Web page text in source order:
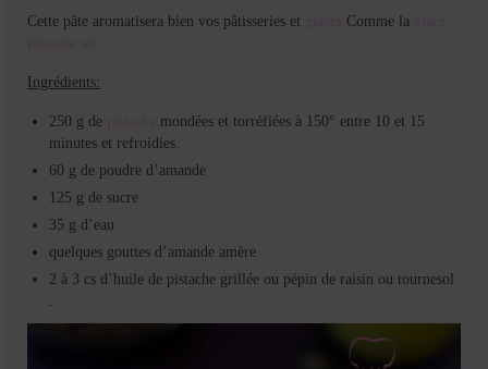
Cette pâte aromatisera bien vos pâtisseries et Comme la
Ingrédients:
250 g de
mondées et torréfiées à 150° entre 10 et 15
minutes et refroidies.
60 g de poudre d’amande
125 g de sucre
35 g d’eau
quelques gouttes d’amande amère
2 à 3 cs d’huile de pistache grillée ou pépin de raisin ou tournesol